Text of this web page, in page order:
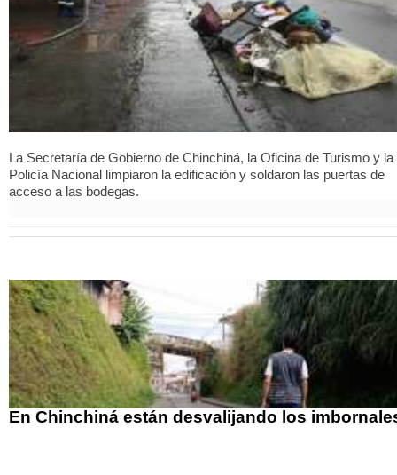
La Secretaría de Gobierno de Chinchiná, la Oficina de Turismo y la
Policía Nacional limpiaron la edificación y soldaron las puertas de
acceso a las bodegas.
En Chinchiná están desvalijando los